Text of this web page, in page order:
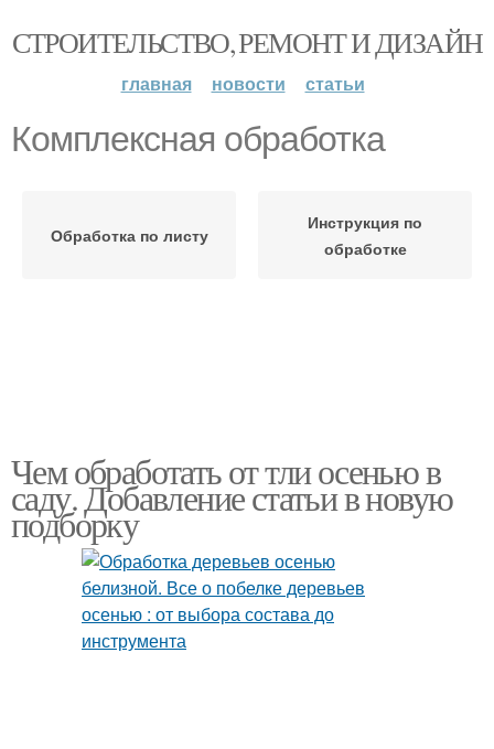
СТРОИТЕЛЬСТВО, РЕМОНТ И ДИЗАЙН
главная новости статьи
Комплексная обработка
Обработка по листу
Инструкция по
обработке
Чем обработать от тли осенью в
саду. Добавление статьи в новую
подборку